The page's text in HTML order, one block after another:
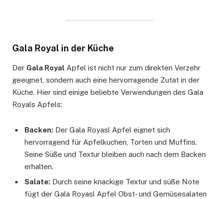
Gala Royal in der Küche
Der Gala Royal Apfel ist nicht nur zum direkten Verzehr
geeignet, sondern auch eine hervorragende Zutat in der
Küche. Hier sind einige beliebte Verwendungen des Gala
Royals Apfels:
Backen: Der Gala Royasl Apfel eignet sich
hervorragend für Apfelkuchen, Torten und Muffins.
Seine Süße und Textur bleiben auch nach dem Backen
erhalten.
Salate: Durch seine knackige Textur und süße Note
fügt der Gala Royasl Apfel Obst- und Gemüsesalaten